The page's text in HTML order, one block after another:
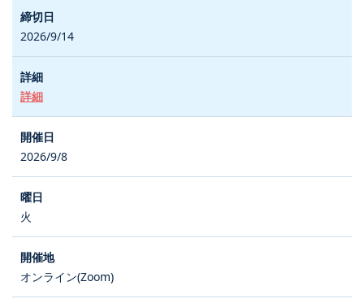
2026/9/14
詳細
2026/9/8
火
オンライン(Zoom)